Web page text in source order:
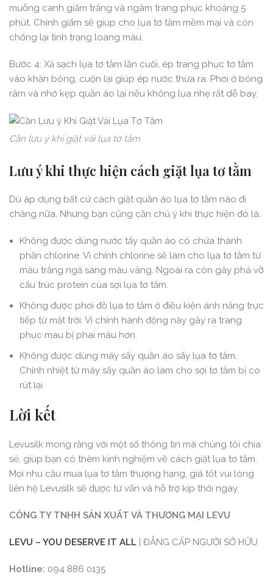
muỗng canh giấm trắng và ngâm trang phục khoảng 5
phút. Chính giấm sẽ giúp cho lụa tơ tằm mềm mại và còn
chống lại tình trạng loang màu.
Bước 4: Xả sạch lụa tơ tằm lần cuối, ép trang phục tơ tằm
vào khăn bông, cuộn lại giúp ép nước thừa ra. Phơi ở bóng
râm và nhớ kẹp quần áo lại nếu không lụa nhẹ rất dễ bay.
Cần lưu ý khi giặt vải lụa tơ tằm
Lưu ý khi thực hiện cách giặt lụa tơ tằm
Dù áp dụng bất cứ cách giặt quần áo lụa tơ tằm nào đi
chăng nữa. Nhưng bạn cũng cần chú ý khi thực hiện đó là:
Không được dùng nước tẩy quần áo có chứa thành
phần chlorine. Vì chính chlorine sẽ làm cho lụa tơ tằm từ
màu trắng ngả sang màu vàng. Ngoài ra còn gây phá vỡ
cấu trúc protein của sợi lụa tơ tằm.
Không được phơi đồ lụa tơ tằm ở điều kiện ánh nắng trực
tiếp từ mặt trời. Vì chính hành động này gây ra trang
phục mau bị phai màu hơn.
Không được dùng máy sấy quần áo sấy lụa tơ tằm.
Chính nhiệt từ máy sấy quần áo làm cho sợi tơ tằm bị co
rút lại.
Lời kết
Levusilk mong rằng với một số thông tin mà chúng tôi chia
sẻ, giúp bạn có thêm kinh nghiệm về cách giặt lụa tơ tằm.
Mọi nhu cầu mua lụa tơ tằm thượng hạng, giá tốt vui lòng
liên hệ Levusilk sẽ được tư vấn và hỗ trợ kịp thời ngay.
CÔNG TY TNHH SẢN XUẤT VÀ THƯƠNG MẠI LEVU
LEVU – YOU DESERVE IT ALL | ĐẲNG CẤP NGƯỜI SỞ HỮU
Hotline: 094 886 0135